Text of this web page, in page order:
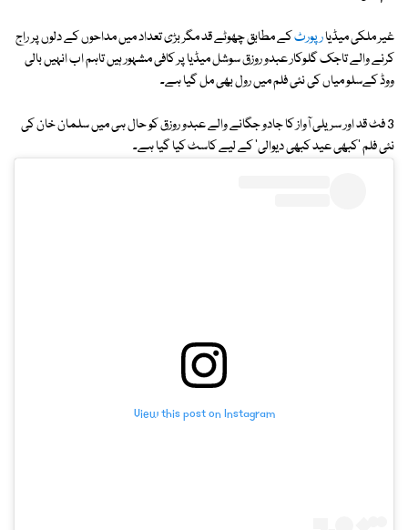
غیر ملکی میڈیارپورٹکے مطابق چھوٹے قد مگر بڑی تعداد میں مداحوں کے دلوں پر راج
کرنے والے تاجک گلوکار عبدو روزق سوشل میڈیا پر کافی مشہور ہیں تاہم اب انہیں بالی
ووڈ کےسلو میاں کی نئی فلم میں رول بھی مل گیا ہے۔
3 فٹ قد اور سریلی آواز کا جادو جگانے والے عبدو روزق کو حال ہی میں سلمان خان کی
نئی فلم 'کبھی عید کبھی دیوالی' کے لیے کاسٹ کیا گیا ہے۔
View this post on Instagram